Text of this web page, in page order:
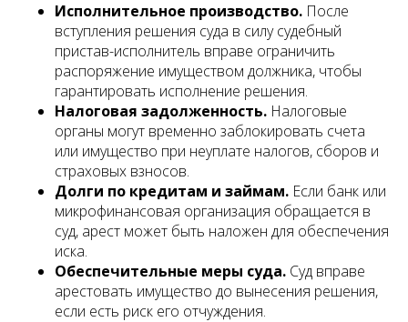
Исполнительное производство. После
вступления решения суда в силу судебный
пристав-исполнитель вправе ограничить
распоряжение имуществом должника, чтобы
гарантировать исполнение решения.
Налоговая задолженность. Налоговые
органы могут временно заблокировать счета
или имущество при неуплате налогов, сборов и
страховых взносов.
Долги по кредитам и займам. Если банк или
микрофинансовая организация обращается в
суд, арест может быть наложен для обеспечения
иска.
Обеспечительные меры суда. Суд вправе
арестовать имущество до вынесения решения,
если есть риск его отчуждения.